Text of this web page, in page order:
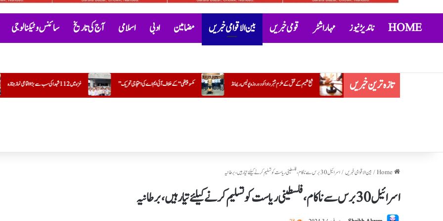
HOME ناندیڑ نیوز مہاراشٹر قومی خبریں بین الاقوامی خبریں مضامین ادبی اسلامی آج کی تاریخ سائنس و ٹیکنالوجی
تازہ ترین خبریں پیغامِ رحمتِ عالمﷺ اور نسوانی جنین کشی: انسانی غزہ میں 112 شہدا کی سب سے بڑا اجتماعی نماز جنازہ ’’مکسوپیتھی‘‘ کے خلاف آئی ایم اے کی احتجاجی تحریک شیخ شمیم کے قتل کے ملزم شبّر دادا کو دو روزہ پولیس ریمانڈ
/ بین الاقوامی خبریں/اسرائیل 30 برس سے ناکام، فلسطینی ریاست کو تسلیم کرنے کیلئے تیار ہیں، برطانیہ
اسرائیل 30 برس سے ناکام، فلسطینی ریاست کو تسلیم کرنے کیلئے تیار ہیں، برطانیہ